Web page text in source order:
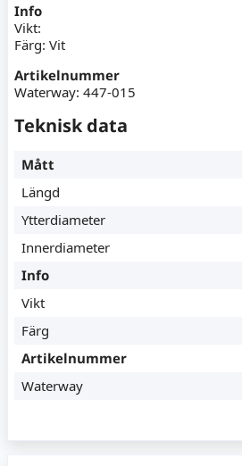
Info
Vikt:
Färg: Vit
Artikelnummer
Waterway: 447-015
Teknisk data
Mått
Längd
Ytterdiameter
Innerdiameter
Info
Vikt
Färg
Artikelnummer
Waterway